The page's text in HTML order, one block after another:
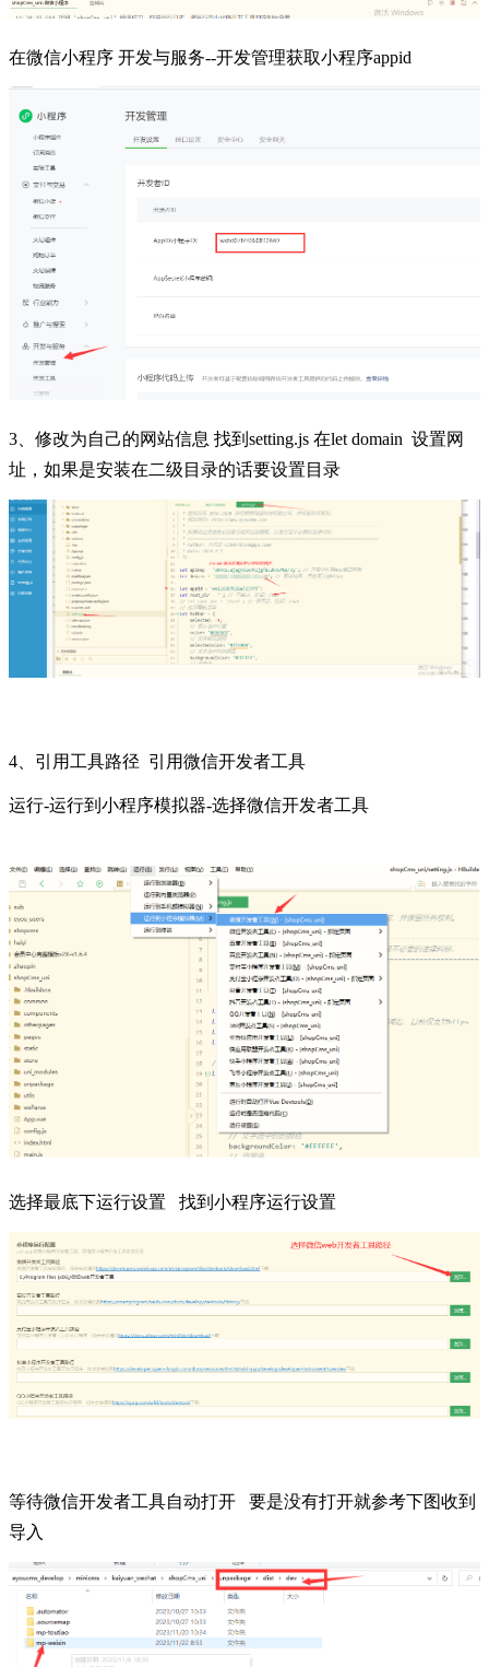
在微信小程序 开发与服务--开发管理获取小程序appid
3、修改为自己的网站信息 找到setting.js 在let domain 设置网
址，如果是安装在二级目录的话要设置目录
4、引用工具路径 引用微信开发者工具
运行-运行到小程序模拟器-选择微信开发者工具
选择最底下运行设置 找到小程序运行设置
等待微信开发者工具自动打开 要是没有打开就参考下图收到
导入